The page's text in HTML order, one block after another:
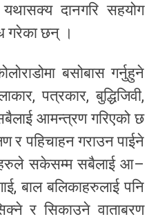
दानगरि सहयोग
गरेका छन् ।
बसोबास गर्नुहुने
पत्रकार, बुद्धिजिवी,
सबैलाई आमन्त्रण गरिएको छ
र पहिचाहन गराउन पाईने
सकेसम्म सबैलाई आ–
बाल बलिकाहरुलाई पनि
र सिकाउने वाताबरण